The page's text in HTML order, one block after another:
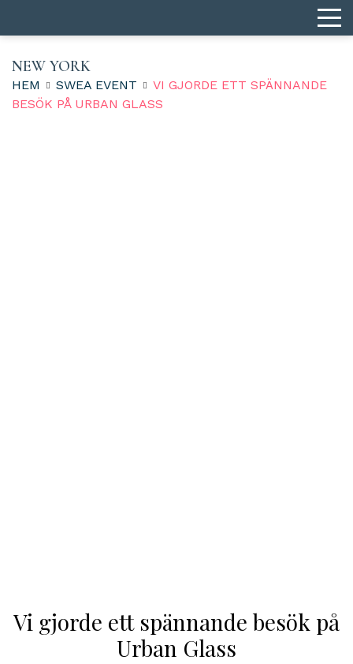
NEW YORK
HEM SWEA EVENT
VI GJORDE ETT SPÄNNANDE
BESÖK PÅ URBAN GLASS
Vi gjorde ett spännande besök på
Urban Glass